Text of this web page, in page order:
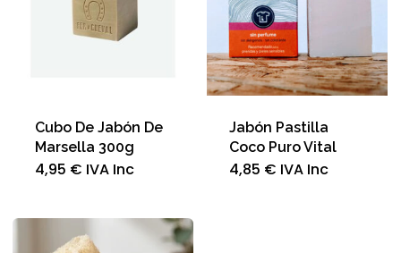
Cubo De Jabón De
Marsella 300g
4,95 € IVA Inc
Jabón Pastilla
Coco Puro Vital
4,85 € IVA Inc